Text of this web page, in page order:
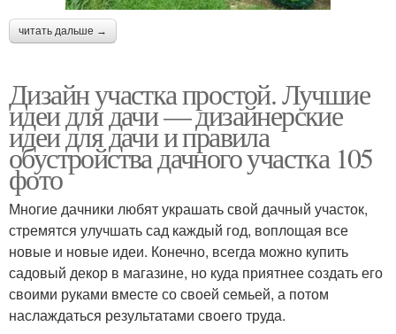
читать дальше →
Дизайн участка простой. Лучшие
идеи для дачи — дизайнерские
идеи для дачи и правила
обустройства дачного участка 105
фото
Многие дачники любят украшать свой дачный участок,
стремятся улучшать сад каждый год, воплощая все
новые и новые идеи. Конечно, всегда можно купить
садовый декор в магазине, но куда приятнее создать его
своими руками вместе со своей семьей, а потом
наслаждаться результатами своего труда.